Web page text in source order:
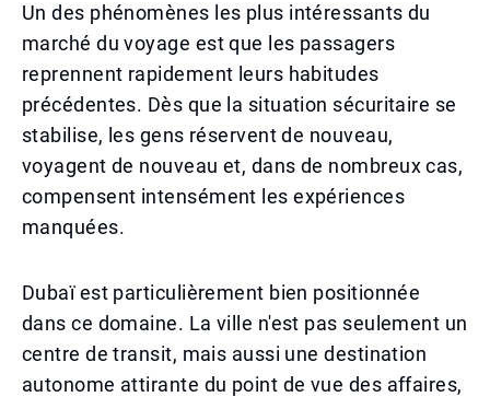
Un des phénomènes les plus intéressants du
marché du voyage est que les passagers
reprennent rapidement leurs habitudes
précédentes. Dès que la situation sécuritaire se
stabilise, les gens réservent de nouveau,
voyagent de nouveau et, dans de nombreux cas,
compensent intensément les expériences
manquées.
Dubaï est particulièrement bien positionnée
dans ce domaine. La ville n'est pas seulement un
centre de transit, mais aussi une destination
autonome attirante du point de vue des affaires,